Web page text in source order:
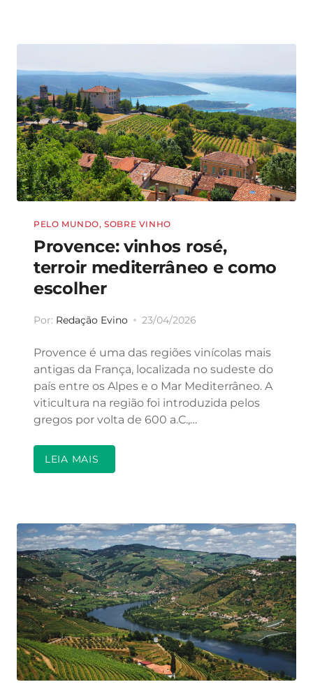
PELO MUNDO,SOBRE VINHO
Provence: vinhos rosé,
terroir mediterrâneo e como
escolher
Por: Redação Evino 23/04/2026
Provence é uma das regiões vinícolas mais
antigas da França, localizada no sudeste do
país entre os Alpes e o Mar Mediterrâneo. A
viticultura na região foi introduzida pelos
gregos por volta de 600 a.C.,…
LEIA MAIS